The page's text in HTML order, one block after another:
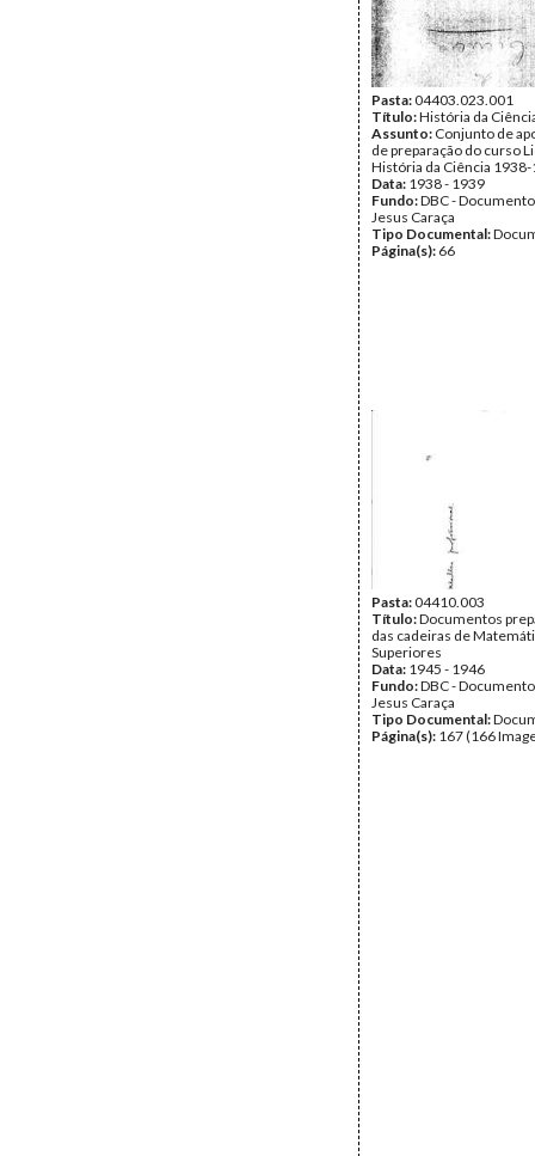
Pasta:04403.023.001
Título:História da
Assunto: Conjunto de
de preparação do curso
História da Ciência
Data: 1938 - 1939
Fundo:DBC -
Jesus Caraça
Tipo Documental:
Página(s): 66
Pasta:04410.003
Título:Documentos
das cadeiras de
Superiores
Data: 1945 - 1946
Fundo:DBC -
Jesus Caraça
Tipo Documental:
Página(s): 167 (166